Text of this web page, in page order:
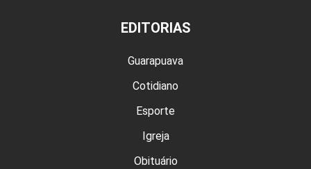
EDITORIAS
Guarapuava
Cotidiano
Esporte
Igreja
Obituário